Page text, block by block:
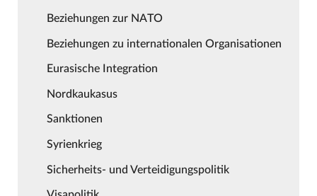
Beziehungen zur NATO
Beziehungen zu internationalen Organisationen
Eurasische Integration
Nordkaukasus
Sanktionen
Syrienkrieg
Sicherheits- und Verteidigungspolitik